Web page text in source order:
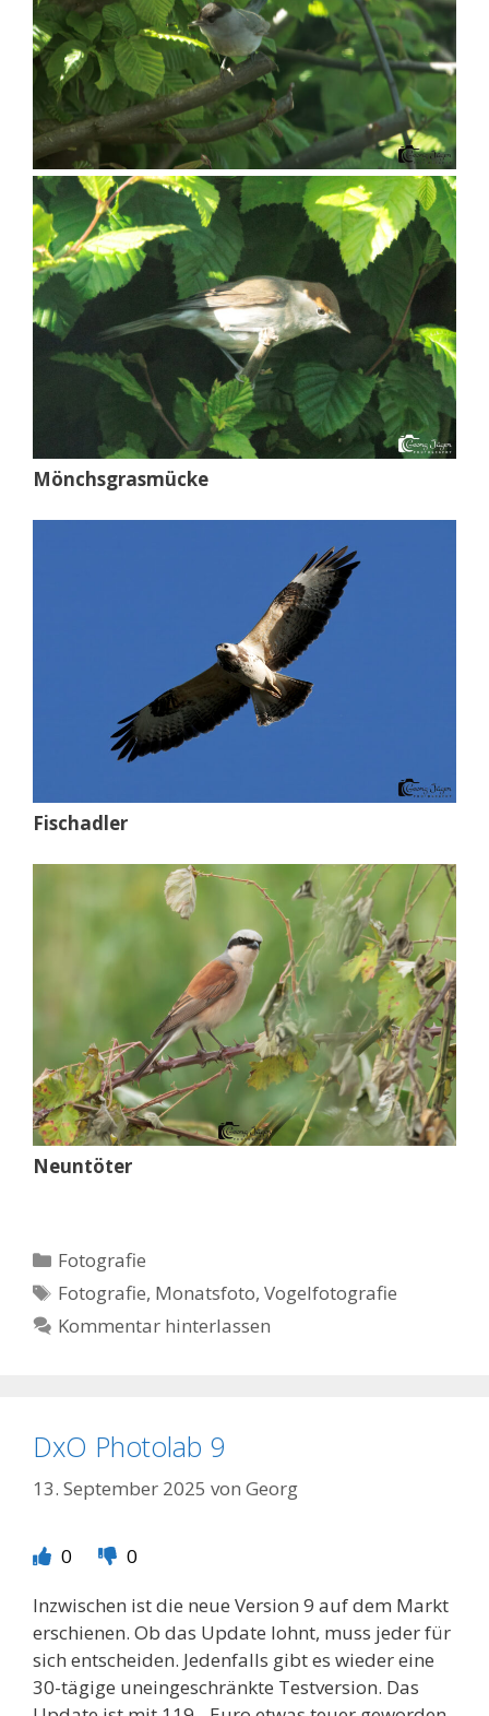
Mönchsgrasmücke
Fischadler
Neuntöter
Kategorien
Fotografie
Schlagwörter
Fotografie, Monatsfoto,Vogelfotografie
Kommentar hinterlassen
DxO Photolab 9
13. September 2025 von Georg
0
0
Inzwischen ist die neue Version 9 auf dem Markt
erschienen. Ob das Update lohnt, muss jeder für
sich entscheiden. Jedenfalls gibt es wieder eine
30-tägige uneingeschränkte Testversion. Das